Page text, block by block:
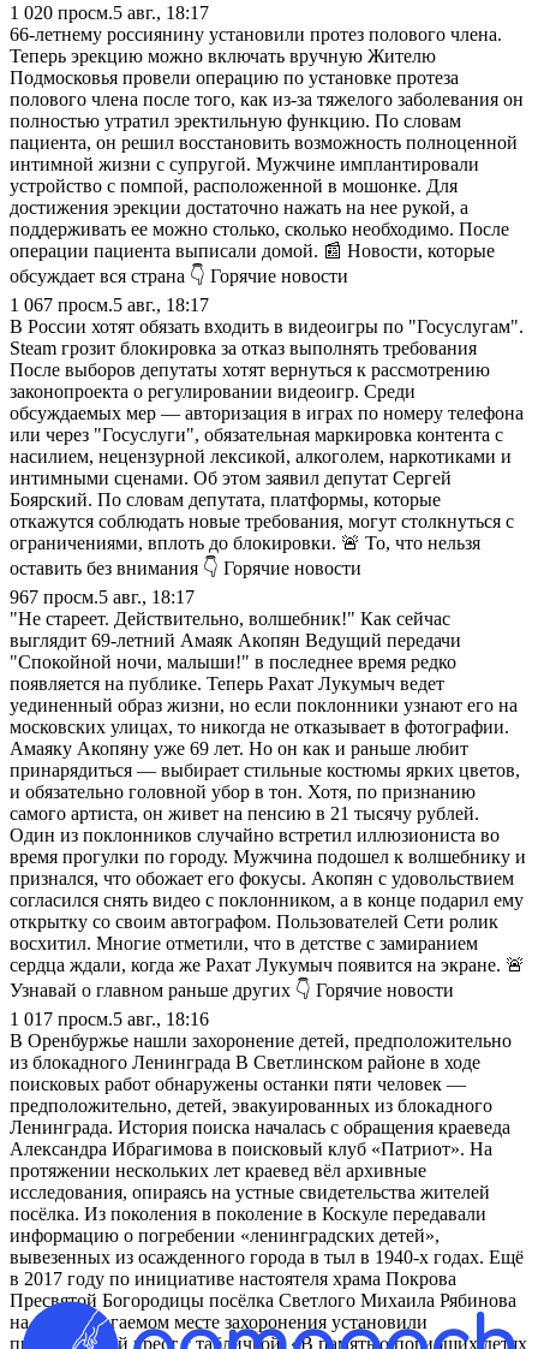
1 020 просм.5 авг., 18:17
66-летнему россиянину установили протез полового члена.
Теперь эрекцию можно включать вручную Жителю
Подмосковья провели операцию по установке протеза
полового члена после того, как из-за тяжелого заболевания он
полностью утратил эректильную функцию. По словам
пациента, он решил восстановить возможность полноценной
интимной жизни с супругой. Мужчине имплантировали
устройство с помпой, расположенной в мошонке. Для
достижения эрекции достаточно нажать на нее рукой, а
поддерживать ее можно столько, сколько необходимо. После
операции пациента выписали домой. 📰 Новости, которые
обсуждает вся страна 👇 Горячие новости
1 067 просм.5 авг., 18:17
В России хотят обязать входить в видеоигры по "Госуслугам".
Steam грозит блокировка за отказ выполнять требования
После выборов депутаты хотят вернуться к рассмотрению
законопроекта о регулировании видеоигр. Среди
обсуждаемых мер — авторизация в играх по номеру телефона
или через "Госуслуги", обязательная маркировка контента с
насилием, нецензурной лексикой, алкоголем, наркотиками и
интимными сценами. Об этом заявил депутат Сергей
Боярский. По словам депутата, платформы, которые
откажутся соблюдать новые требования, могут столкнуться с
ограничениями, вплоть до блокировки. 🚨 То, что нельзя
оставить без внимания 👇 Горячие новости
967 просм.5 авг., 18:17
"Не стареет. Действительно, волшебник!" Как сейчас
выглядит 69-летний Амаяк Акопян Ведущий передачи
"Спокойной ночи, малыши!" в последнее время редко
появляется на публике. Теперь Рахат Лукумыч ведет
уединенный образ жизни, но если поклонники узнают его на
московских улицах, то никогда не отказывает в фотографии.
Амаяку Акопяну уже 69 лет. Но он как и раньше любит
принарядиться — выбирает стильные костюмы ярких цветов,
и обязательно головной убор в тон. Хотя, по признанию
самого артиста, он живет на пенсию в 21 тысячу рублей.
Один из поклонников случайно встретил иллюзиониста во
время прогулки по городу. Мужчина подошел к волшебнику и
признался, что обожает его фокусы. Акопян с удовольствием
согласился снять видео с поклонником, а в конце подарил ему
открытку со своим автографом. Пользователей Сети ролик
восхитил. Многие отметили, что в детстве с замиранием
сердца ждали, когда же Рахат Лукумыч появится на экране. 🚨
Узнавай о главном раньше других 👇 Горячие новости
1 017 просм.5 авг., 18:16
В Оренбуржье нашли захоронение детей, предположительно
из блокадного Ленинграда В Светлинском районе в ходе
поисковых работ обнаружены останки пяти человек —
предположительно, детей, эвакуированных из блокадного
Ленинграда. История поиска началась с обращения краеведа
Александра Ибрагимова в поисковый клуб «Патриот». На
протяжении нескольких лет краевед вёл архивные
исследования, опираясь на устные свидетельства жителей
посёлка. Из поколения в поколение в Коскуле передавали
информацию о погребении «ленинградских детей»,
вывезенных из осажденного города в тыл в 1940‑х годах. Ещё
в 2017 году по инициативе настоятеля храма Покрова
Пресвятой Богородицы посёлка Светлого Михаила Рябинова
на предполагаемом месте захоронения установили
православный крест с табличкой: «В память о погибших детях